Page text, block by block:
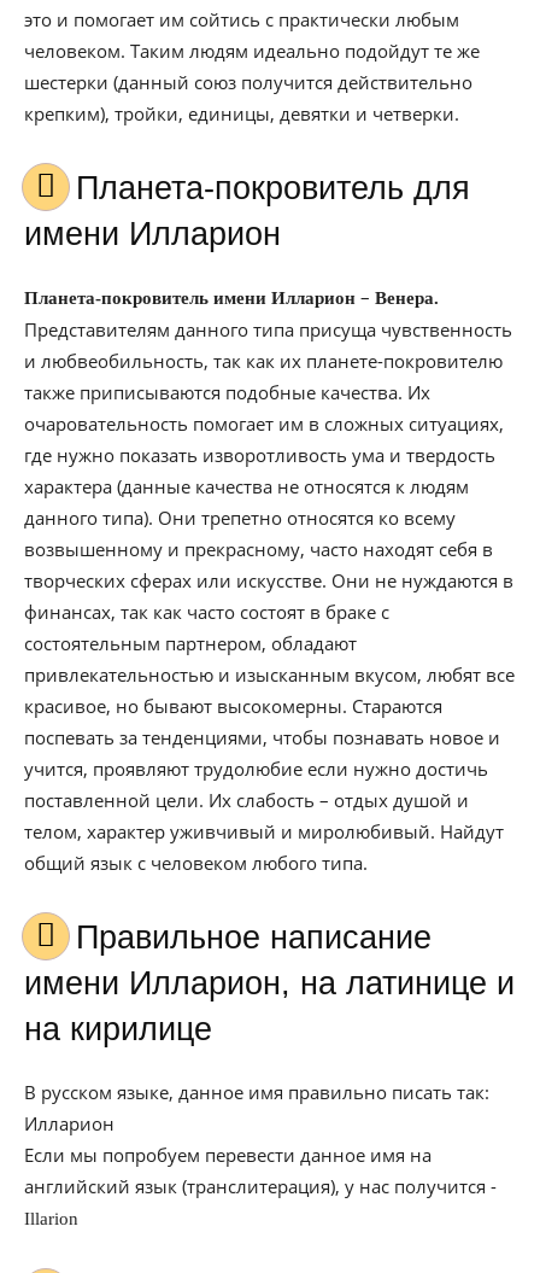
это и помогает им сойтись с практически любым
человеком. Таким людям идеально подойдут те же
шестерки (данный союз получится действительно
крепким), тройки, единицы, девятки и четверки.
Планета-покровитель для
имени Илларион
Планета-покровитель имени Илларион – Венера.
Представителям данного типа присуща чувственность
и любвеобильность, так как их планете-покровителю
также приписываются подобные качества. Их
очаровательность помогает им в сложных ситуациях,
где нужно показать изворотливость ума и твердость
характера (данные качества не относятся к людям
данного типа). Они трепетно относятся ко всему
возвышенному и прекрасному, часто находят себя в
творческих сферах или искусстве. Они не нуждаются в
финансах, так как часто состоят в браке с
состоятельным партнером, обладают
привлекательностью и изысканным вкусом, любят все
красивое, но бывают высокомерны. Стараются
поспевать за тенденциями, чтобы познавать новое и
учится, проявляют трудолюбие если нужно достичь
поставленной цели. Их слабость – отдых душой и
телом, характер уживчивый и миролюбивый. Найдут
общий язык с человеком любого типа.
Правильное написание
имени Илларион, на латинице и
на кирилице
В русском языке, данное имя правильно писать так:
Илларион
Если мы попробуем перевести данное имя на
английский язык (транслитерация), у нас получится -
Illarion